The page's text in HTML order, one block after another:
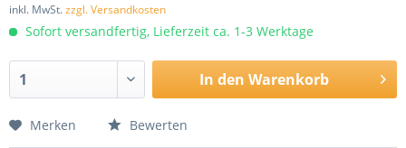
inkl. MwSt.zzgl. Versandkosten
Sofort versandfertig, Lieferzeit ca. 1-3 Werktage
In den Warenkorb
Merken Bewerten